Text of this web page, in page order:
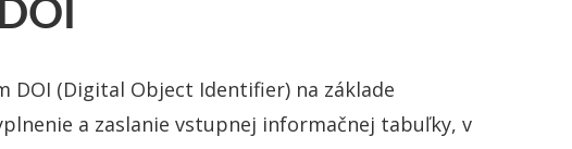
DOI (Digital Object Identifier) na základe
a zaslanie vstupnej informačnej tabuľky, v